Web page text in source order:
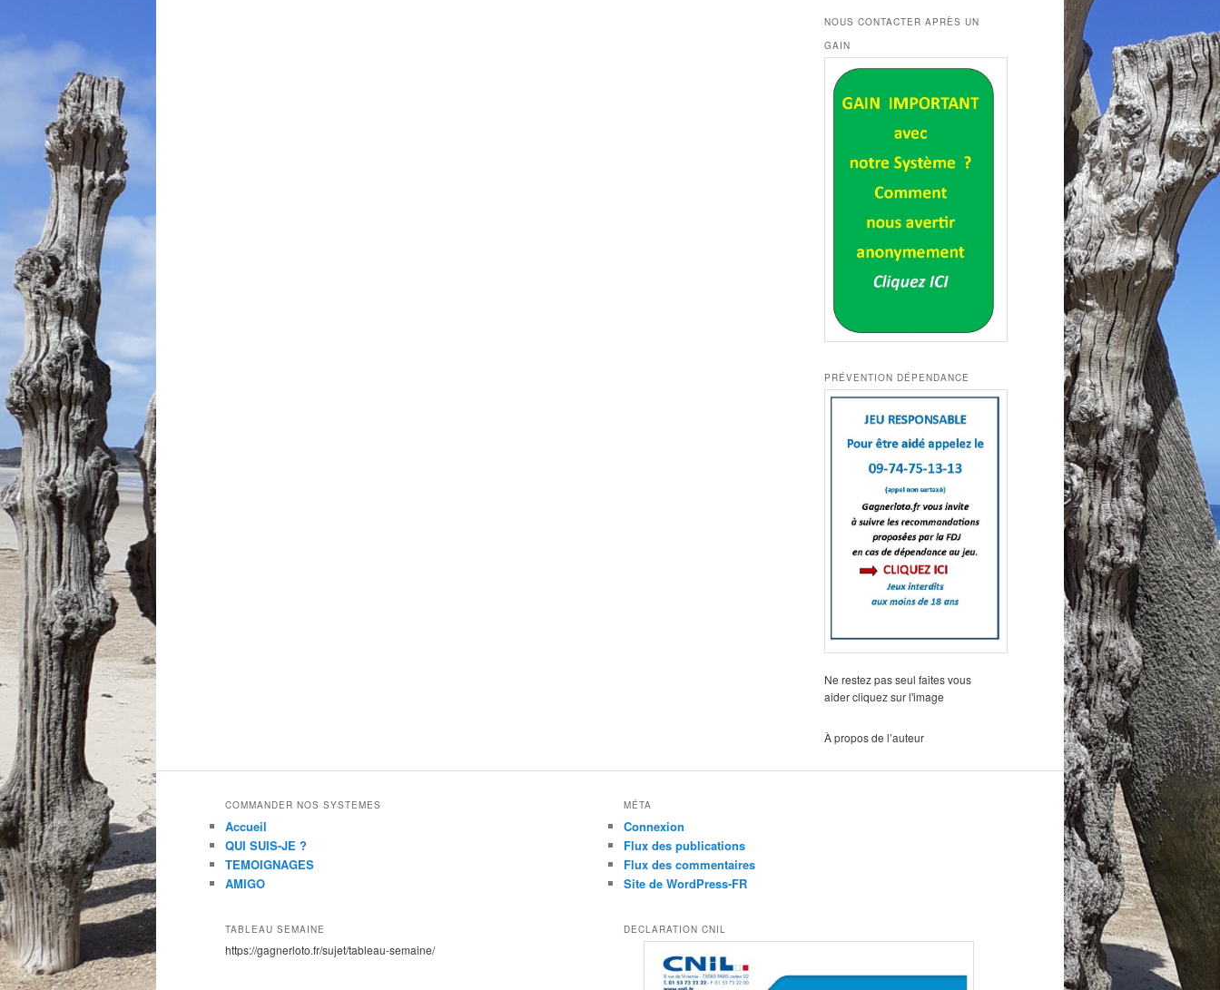
NOUS CONTACTER APRÈS UN
GAIN
PRÉVENTION DÉPENDANCE
Ne restez pas seul faites vous
aider cliquez sur l'image
À propos de l’auteur
COMMANDER NOS SYSTEMES
Accueil
QUI SUIS-JE ?
TEMOIGNAGES
AMIGO
TABLEAU SEMAINE
https://gagnerloto.fr/sujet/tableau-semaine/
MÉTA
Connexion
Flux des publications
Flux des commentaires
Site de WordPress-FR
DECLARATION CNIL